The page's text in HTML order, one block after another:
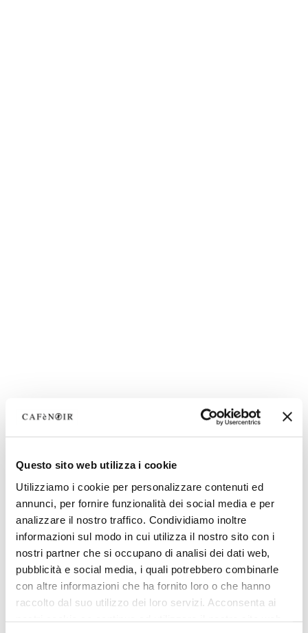
Questo sito web utilizza i cookie
Utilizziamo i cookie per personalizzare contenuti ed
annunci, per fornire funzionalità dei social media e per
analizzare il nostro traffico. Condividiamo inoltre
informazioni sul modo in cui utilizza il nostro sito con i
nostri partner che si occupano di analisi dei dati web,
pubblicità e social media, i quali potrebbero combinarle
con altre informazioni che ha fornito loro o che hanno
raccolto dal suo utilizzo dei loro servizi. Acconsenta ai